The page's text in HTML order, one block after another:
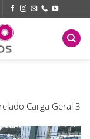
Carga Geral 3